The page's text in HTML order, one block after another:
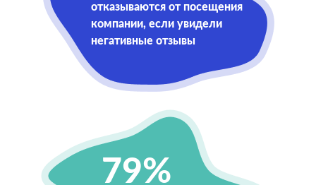
отказываются от посещения
компании, если увидели
негативные отзывы
79%